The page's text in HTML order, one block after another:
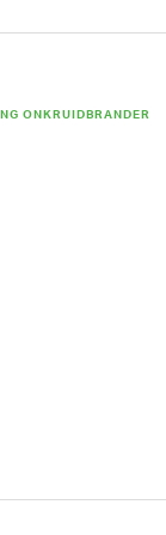
ONKRUIDBRANDER